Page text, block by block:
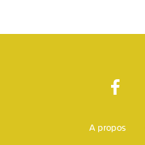
A propos